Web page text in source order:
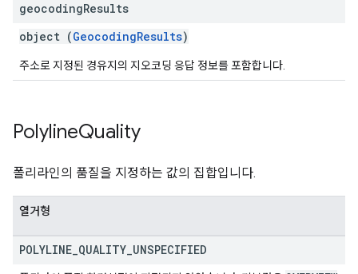
geocodingResults
object (GeocodingResults)
주소로 지정된 경유지의 지오코딩 응답 정보를 포함합니다.
PolylineQuality
폴리라인의 품질을 지정하는 값의 집합입니다.
열거형
POLYLINE QUALITY UNSPECIFIED